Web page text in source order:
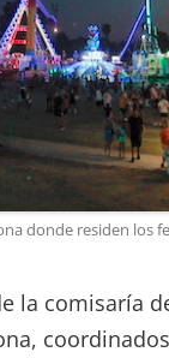
donde residen los
la comisaría